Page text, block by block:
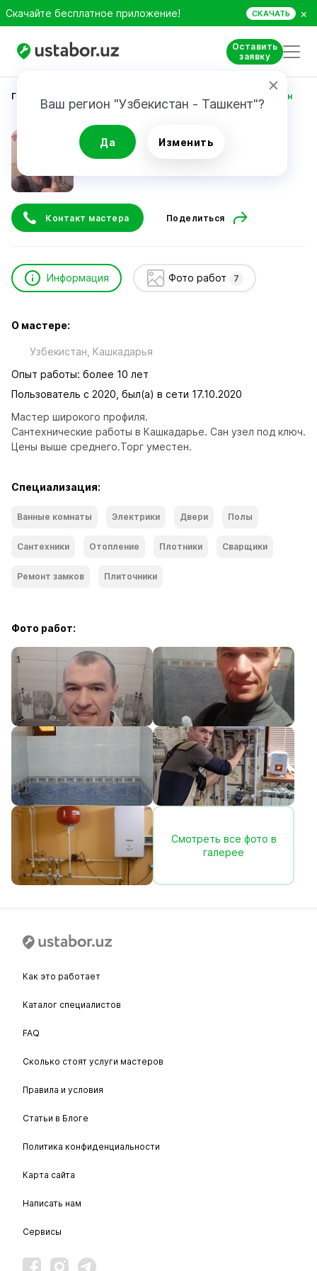
Скачайте бесплатное приложение! СКАЧАТЬ ×
Оставить
заявку
Ваш регион "Узбекистан - Ташкент"?
Да Изменить
Главная Гусейнов Руслан
Гусейнов Руслан
Контакт мастера Поделиться
Информация Фото работ 7
О мастере:
Узбекистан, Кашкадарья
Опыт работы: более 10 лет
Пользователь с 2020, был(а) в сети 17.10.2020
Мастер широкого профиля.
Сантехнические работы в Кашкадарье. Сан узел под ключ.
Цены выше среднего.Торг уместен.
Специализация:
Ванные комнаты Электрики Двери Полы
Сантехники Отопление Плотники Сварщики
Ремонт замков Плиточники
Фото работ:
Смотреть все фото в
галерее
Как это работает
Каталог специалистов
FAQ
Сколько стоят услуги мастеров
Правила и условия
Статьи в Блоге
Политика конфиденциальности
Карта сайта
Написать нам
Сервисы